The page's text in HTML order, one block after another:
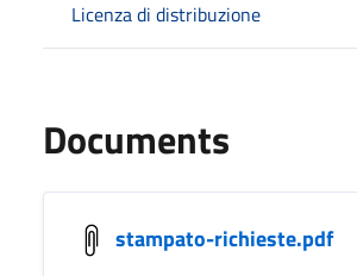
Licenza di distribuzione
Documents
stampato-richieste.pdf